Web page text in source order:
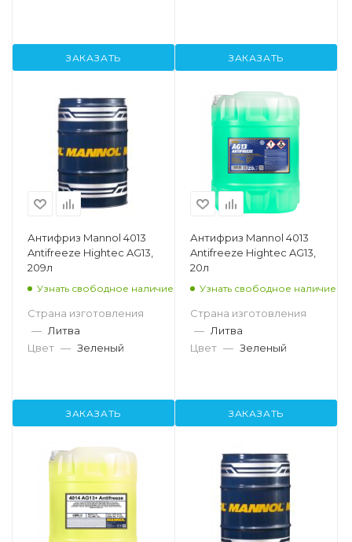
ЗАКАЗАТЬ ЗАКАЗАТЬ
Антифриз Mannol 4013
Antifreeze Hightec AG13,
209л
Узнать свободное наличие
Страна изготовления
— Литва
Цвет — Зеленый
ЗАКАЗАТЬ
Антифриз Mannol 4013
Antifreeze Hightec AG13,
20л
Узнать свободное наличие
Страна изготовления
— Литва
Цвет — Зеленый
ЗАКАЗАТЬ